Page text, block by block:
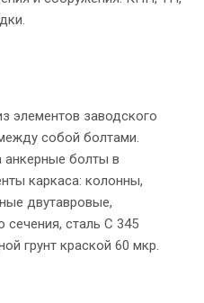
элементов заводского
собой болтами.
анкерные болты в
каркаса: колонны,
двутавровые,
сечения, сталь С 345
грунт краской 60 мкр.